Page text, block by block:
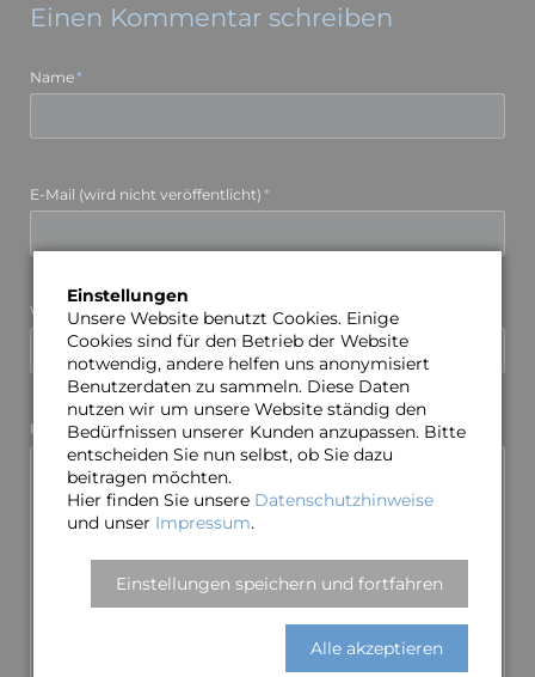
Einen Kommentar schreiben
Pflichtfeld
Name*
Pflichtfeld
E-Mail (wird nicht veröffentlicht) *
Webseite
Pflichtfeld
Kommentar*
Einstellungen
Unsere Website benutzt Cookies. Einige
Cookies sind für den Betrieb der Website
notwendig, andere helfen uns anonymisiert
Benutzerdaten zu sammeln. Diese Daten
nutzen wir um unsere Website ständig den
Bedürfnissen unserer Kunden anzupassen. Bitte
entscheiden Sie nun selbst, ob Sie dazu
beitragen möchten.
Hier finden Sie unsere Datenschutzhinweise
und unser Impressum.
Einstellungen speichern und fortfahren
Alle akzeptieren